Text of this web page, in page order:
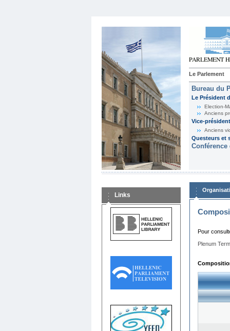
Le Parlement
Bureau du
Le Président
Election-
Anciens
Vice-
Anciens
Questeurs et
Links
Pour
Plenum